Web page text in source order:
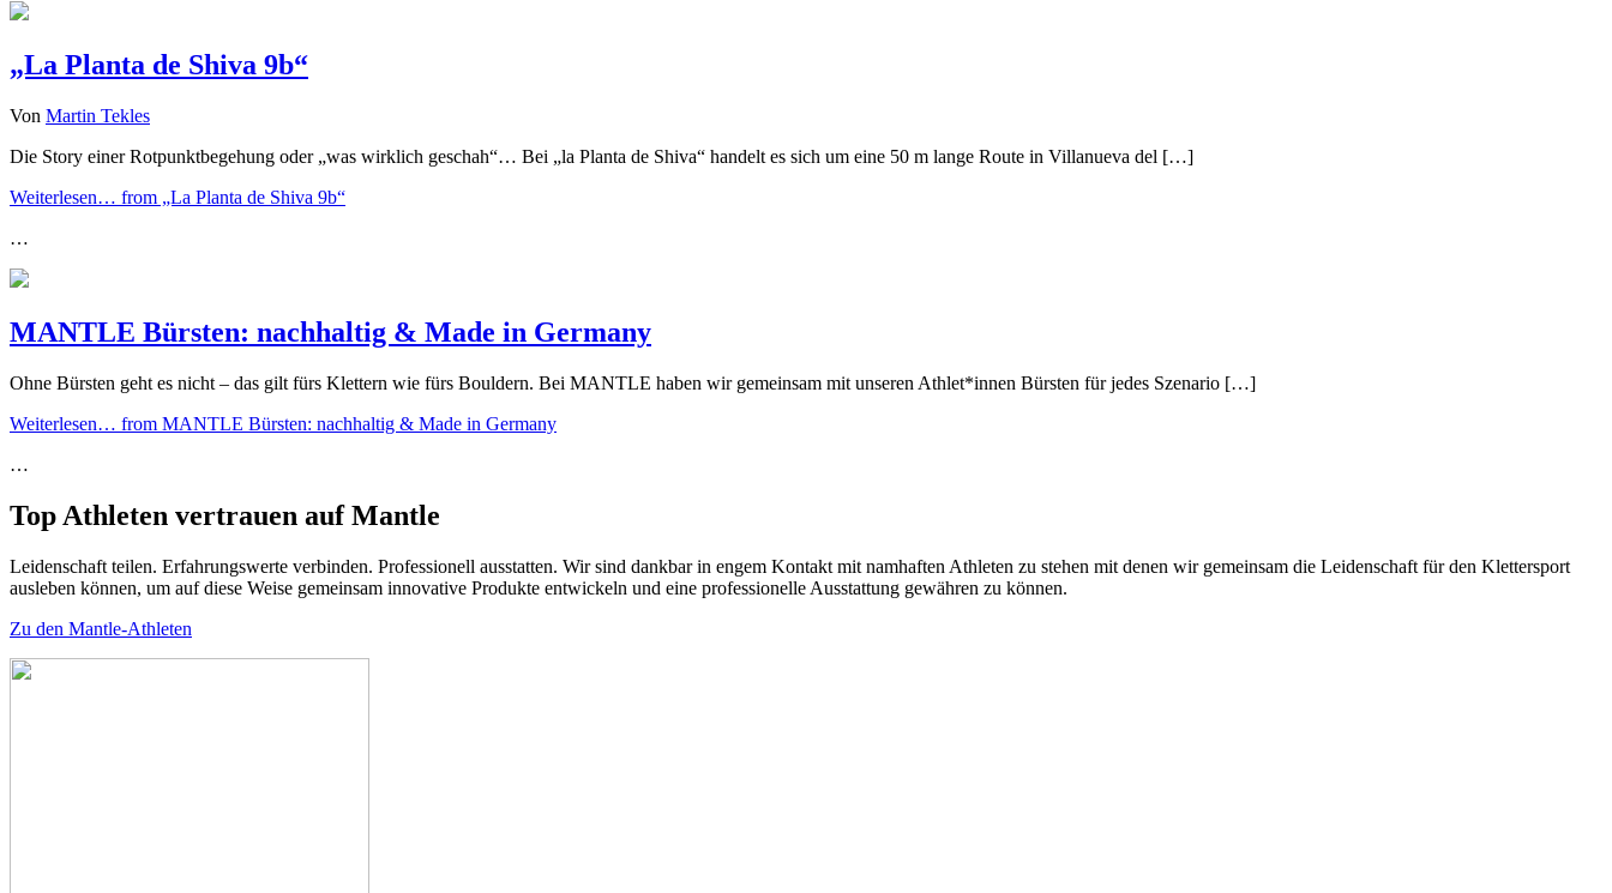
„La Planta de Shiva 9b“
Von Martin Tekles
Die Story einer Rotpunktbegehung oder „was wirklich geschah“… Bei „la Planta de Shiva“ handelt es sich um eine 50 m lange Route in Villanueva del […]
Weiterlesen… from „La Planta de Shiva 9b“
…
MANTLE Bürsten: nachhaltig & Made in Germany
Ohne Bürsten geht es nicht – das gilt fürs Klettern wie fürs Bouldern. Bei MANTLE haben wir gemeinsam mit unseren Athlet*innen Bürsten für jedes Szenario […]
Weiterlesen… from MANTLE Bürsten: nachhaltig & Made in Germany
…
Top Athleten vertrauen auf Mantle
Leidenschaft teilen. Erfahrungswerte verbinden. Professionell ausstatten. Wir sind dankbar in engem Kontakt mit namhaften Athleten zu stehen mit denen wir gemeinsam die Leidenschaft für den Klettersport
ausleben können, um auf diese Weise gemeinsam innovative Produkte entwickeln und eine professionelle Ausstattung gewähren zu können.
Zu den Mantle-Athleten